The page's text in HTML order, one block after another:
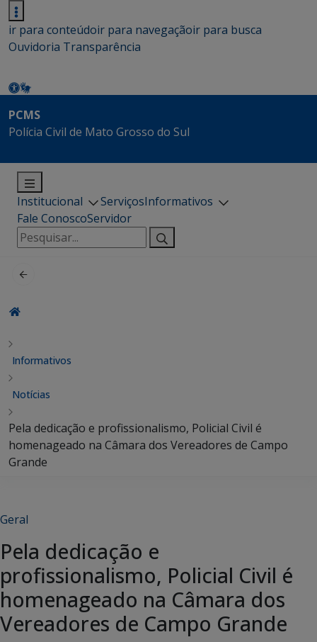
ir para conteúdoir para navegaçãoir para busca
Ouvidoria Transparência
PCMS
Polícia Civil de Mato Grosso do Sul
Institucional ServiçosInformativos
Fale ConoscoServidor
Pesquisar
por:
Informativos
Notícias
Pela dedicação e profissionalismo, Policial Civil é
homenageado na Câmara dos Vereadores de Campo
Grande
Geral
Pela dedicação e
profissionalismo, Policial Civil é
homenageado na Câmara dos
Vereadores de Campo Grande